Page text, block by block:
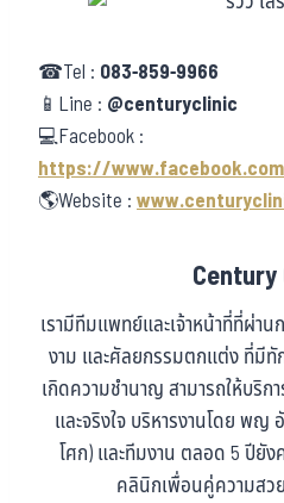
☎Tel : 083-859-9966
📱Line : @centuryclinic
💻Facebook :
https://
🌎Website :
เรามีทีมแพทย์และเจ้าหน้าที่ที่ผ่า
งาม และศัลยกรรมตกแต่ง ที่มีทั
เกิดความชำนาญ สามารถให้บริก
และจริงใจ บริหารงานโดย พ
โศก) และทีมงาน ตลอด 5 ปียัง
คลินิกเพื่อนคู่ความสว